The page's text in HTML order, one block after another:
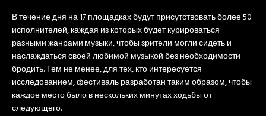
В течение дня на 17 площадках будут присутствовать более 50
исполнителей, каждая из которых будет курироваться
разными жанрами музыки, чтобы зрители могли сидеть и
наслаждаться своей любимой музыкой без необходимости
бродить. Тем не менее, для тех, кто интересуется
исследованием, фестиваль разработан таким образом, чтобы
каждое место было в нескольких минутах ходьбы от
следующего.